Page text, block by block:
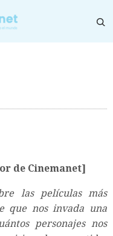
de Cinemanet]
las películas más
que nos invada una
personajes nos